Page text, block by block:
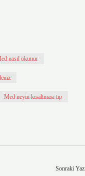
nasıl okunur
Med neyin kısaltması tıp
Sonraki